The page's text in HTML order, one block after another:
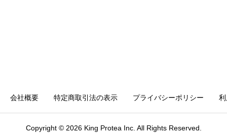
会社概要 特定商取引法の表示 プライバシーポリシー
Copyright © 2026 King Protea Inc. All Rights Reserved.